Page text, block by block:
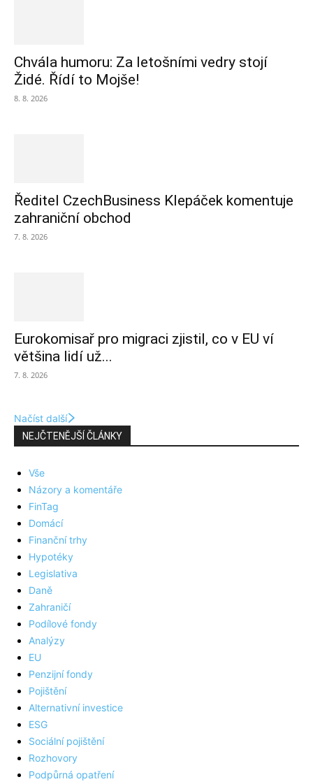
Chvála humoru: Za letošními vedry stojí
Židé. Řídí to Mojše!
8. 8. 2026
Ředitel CzechBusiness Klepáček komentuje
zahraniční obchod
7. 8. 2026
Eurokomisař pro migraci zjistil, co v EU ví
většina lidí už...
7. 8. 2026
Načíst další
NEJČTENĚJŠÍ ČLÁNKY
Vše
Názory a komentáře
FinTag
Domácí
Finanční trhy
Hypotéky
Legislativa
Daně
Zahraničí
Podílové fondy
Analýzy
EU
Penzijní fondy
Pojištění
Alternativní investice
ESG
Sociální pojištění
Rozhovory
Podpůrná opatření